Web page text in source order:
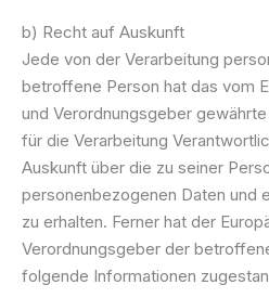
b) Recht auf Auskunft
Jede von der Verarbeitung
betroffene Person hat das vom
und Verordnungsgeber
für die Verarbeitung
Auskunft über die zu seiner
personenbezogenen Daten und
zu erhalten. Ferner hat der
Verordnungsgeber der
folgende Informationen